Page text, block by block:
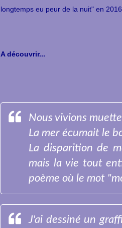
longtemps eu peur de la nuit" en 2016.
A découvrir...
Nous vivions
La mer écumait le
La disparition de
mais la vie tout
poème où le mot
J'ai dessiné un